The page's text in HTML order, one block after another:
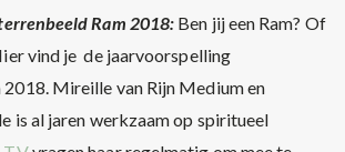
Ram 2018: Ben jij een Ram? Of
vind je de jaarvoorspelling
Mireille van Rijn Medium en
is al jaren werkzaam op spiritueel